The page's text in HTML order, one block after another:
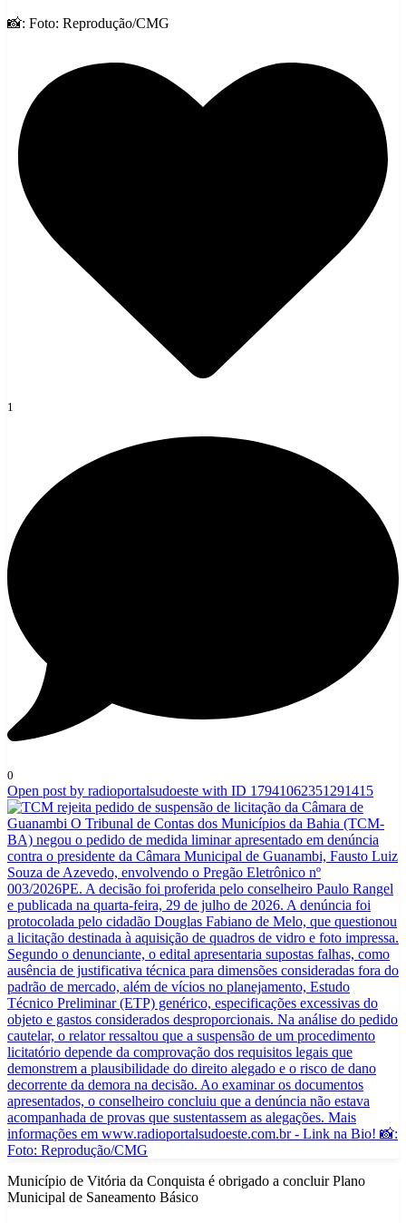
📸: Foto: Reprodução/CMG
1
0
Open post by radioportalsudoeste with ID 17941062351291415
Município de Vitória da Conquista é obrigado a concluir Plano
Municipal de Saneamento Básico